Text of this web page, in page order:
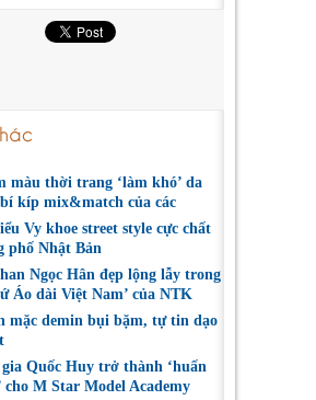
màu thời trang ‘làm khó’ da
kíp mix&match của các
Vy khoe street style cực chất
phố Nhật Bản
Ngọc Hân đẹp lộng lẫy trong
Áo dài Việt Nam’ của NTK
mặc demin bụi bặm, tự tin dạo
Quốc Huy trở thành ‘huấn
cho M Star Model Academy